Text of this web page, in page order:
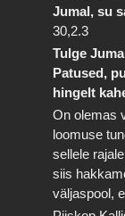
Jumal, su
30,2.3
Tulge
Patused,
hingelt
On olemas
loomuse
sellele
siis
väljaspool,